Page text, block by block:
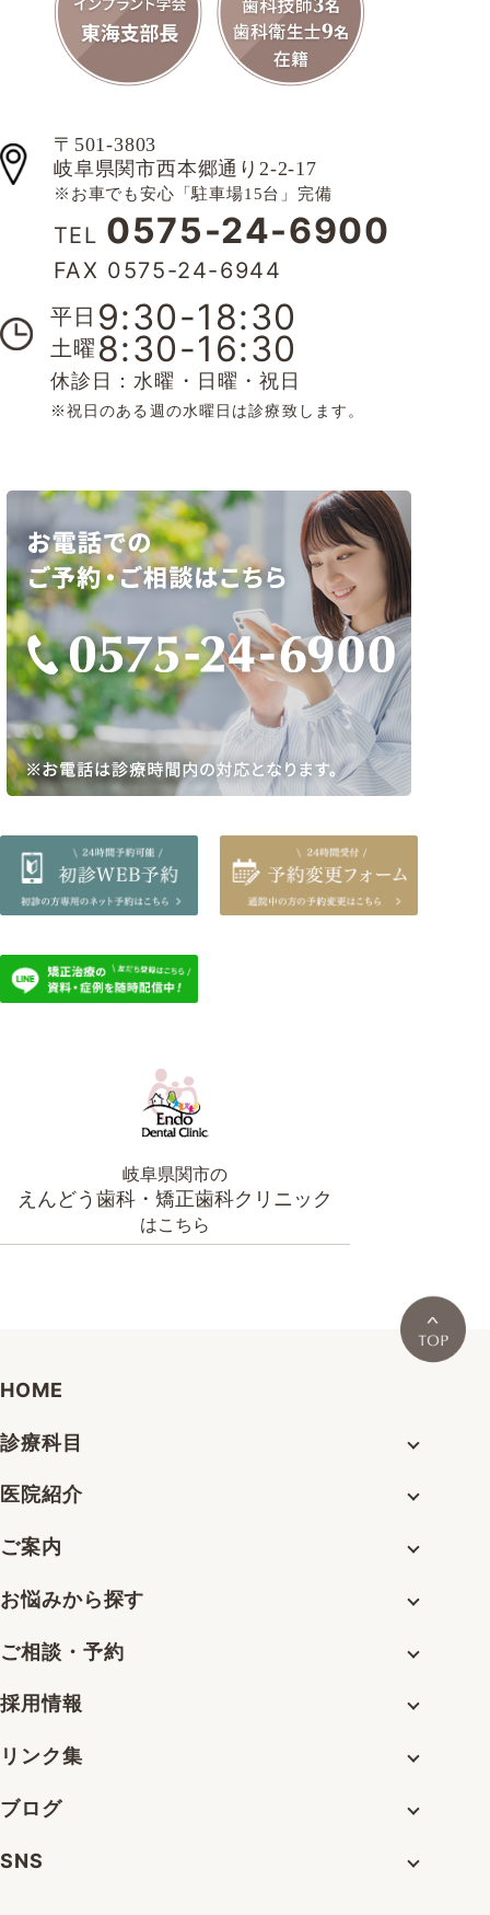
〒501-3803
岐阜県関市西本郷通り2-2-17
※お車でも安心「駐車場15台」完備
TEL 0575-24-6900
FAX 0575-24-6944
平日 9:30-18:30
土曜 8:30-16:30
休診日：水曜・日曜・祝日
※祝日のある週の水曜日は診療致します。
岐阜県関市の
えんどう歯科・矯正歯科クリニック
はこちら
HOME
診療科目
医院紹介
ご案内
お悩みから探す
ご相談・予約
採用情報
リンク集
ブログ
SNS